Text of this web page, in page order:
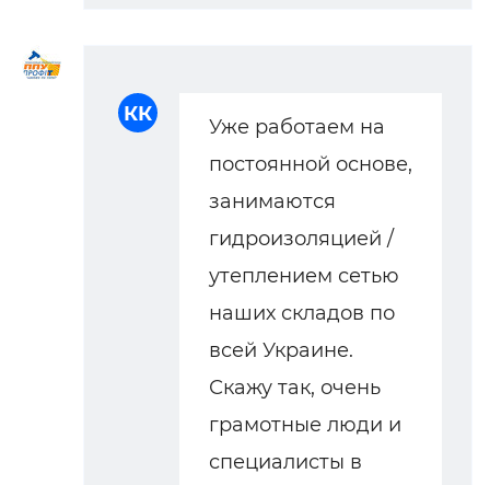
КК
Уже работаем на
постоянной основе,
занимаются
гидроизоляцией /
утеплением сетью
наших складов по
всей Украине.
Скажу так, очень
грамотные люди и
специалисты в